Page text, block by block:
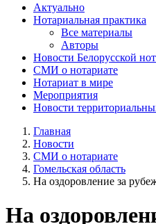
Актуально
Нотариальная практика
Все материалы
Авторы
Новости Белорусской
СМИ о нотариате
Нотариат в мире
Мероприятия
Новости
Главная
Новости
СМИ о нотариате
Гомельская область
На оздоровление за
На